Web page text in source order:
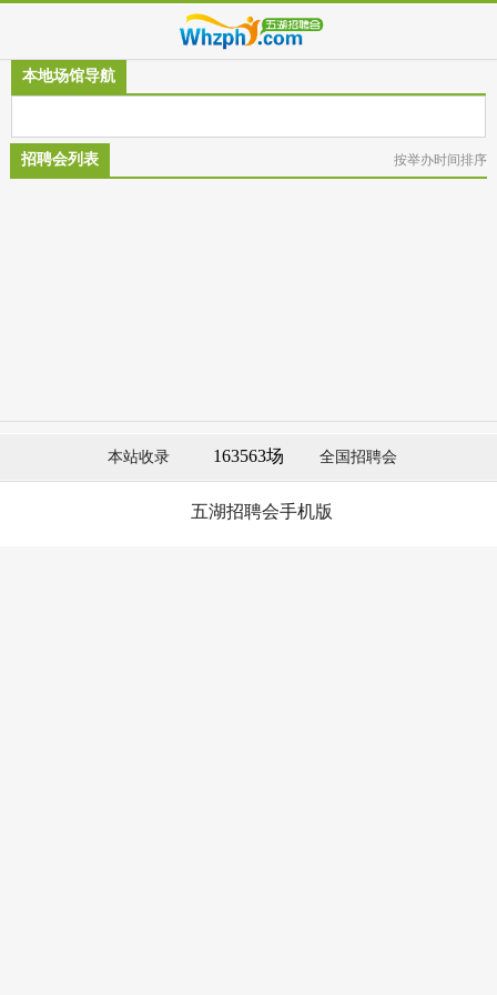
本地场馆导航
招聘会列表 按举办时间排序
本站收录 163563场 全国招聘会
五湖招聘会手机版